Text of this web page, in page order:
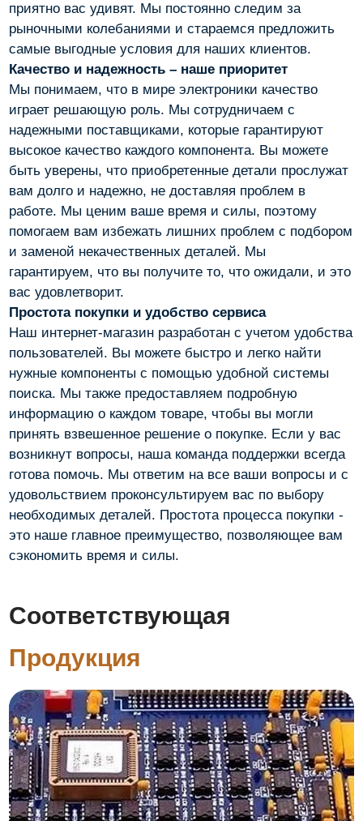
приятно вас удивят. Мы постоянно следим за
рыночными колебаниями и стараемся предложить
самые выгодные условия для наших клиентов.
Качество и надежность – наше приоритет
Мы понимаем, что в мире электроники качество
играет решающую роль. Мы сотрудничаем с
надежными поставщиками, которые гарантируют
высокое качество каждого компонента. Вы можете
быть уверены, что приобретенные детали прослужат
вам долго и надежно, не доставляя проблем в
работе. Мы ценим ваше время и силы, поэтому
помогаем вам избежать лишних проблем с подбором
и заменой некачественных деталей. Мы
гарантируем, что вы получите то, что ожидали, и это
вас удовлетворит.
Простота покупки и удобство сервиса
Наш интернет-магазин разработан с учетом удобства
пользователей. Вы можете быстро и легко найти
нужные компоненты с помощью удобной системы
поиска. Мы также предоставляем подробную
информацию о каждом товаре, чтобы вы могли
принять взвешенное решение о покупке. Если у вас
возникнут вопросы, наша команда поддержки всегда
готова помочь. Мы ответим на все ваши вопросы и с
удовольствием проконсультируем вас по выбору
необходимых деталей. Простота процесса покупки -
это наше главное преимущество, позволяющее вам
сэкономить время и силы.
Соответствующая
Продукция